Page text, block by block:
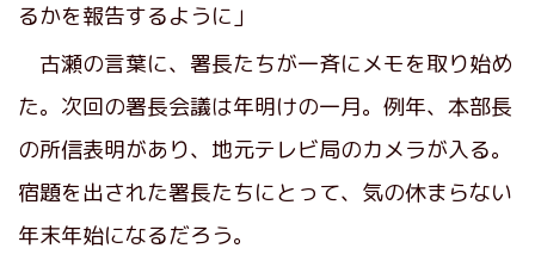
るかを報告するように」
古瀬の言葉に、署長たちが一斉にメモを取り始め
た。次回の署長会議は年明けの一月。例年、本部長
の所信表明があり、地元テレビ局のカメラが入る。
宿題を出された署長たちにとって、気の休まらない
年末年始になるだろう。